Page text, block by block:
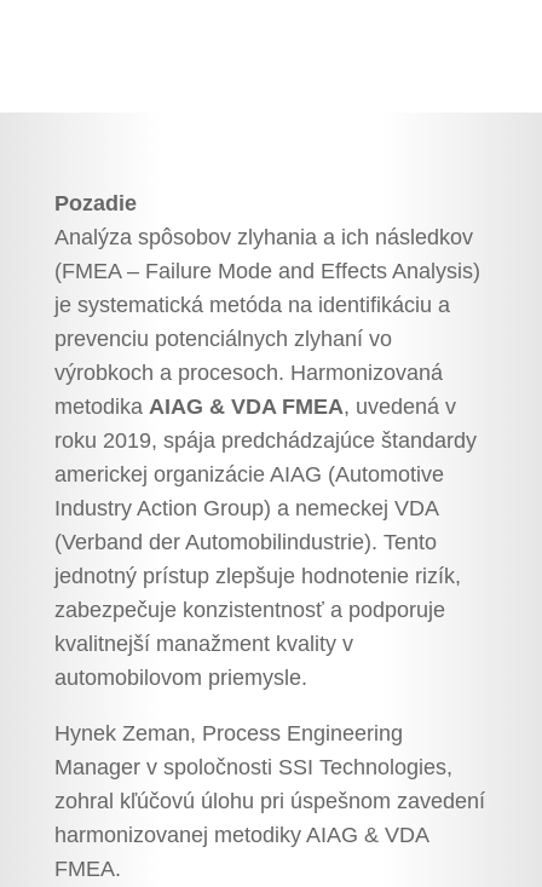
Pozadie
Analýza spôsobov zlyhania a ich následkov
(FMEA – Failure Mode and Effects Analysis)
je systematická metóda na identifikáciu a
prevenciu potenciálnych zlyhaní vo
výrobkoch a procesoch. Harmonizovaná
metodika AIAG & VDA FMEA, uvedená v
roku 2019, spája predchádzajúce štandardy
americkej organizácie AIAG (Automotive
Industry Action Group) a nemeckej VDA
(Verband der Automobilindustrie). Tento
jednotný prístup zlepšuje hodnotenie rizík,
zabezpečuje konzistentnosť a podporuje
kvalitnejší manažment kvality v
automobilovom priemysle.
Hynek Zeman, Process Engineering
Manager v spoločnosti SSI Technologies,
zohral kľúčovú úlohu pri úspešnom zavedení
harmonizovanej metodiky AIAG & VDA
FMEA.